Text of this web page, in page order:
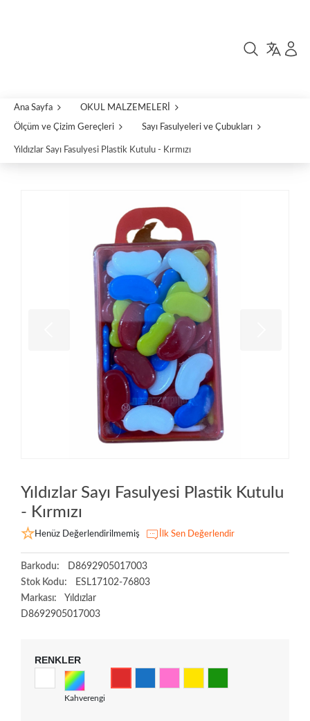
Ana Sayfa OKUL MALZEMELERİ
Ölçüm ve Çizim Gereçleri Sayı Fasulyeleri ve Çubukları
Yıldızlar Sayı Fasulyesi Plastik Kutulu - Kırmızı
Yıldızlar Sayı Fasulyesi Plastik Kutulu
- Kırmızı
Henüz Değerlendirilmemiş İlk Sen Değerlendir
Barkodu:
D8692905017003
Stok Kodu:
ESL17102-76803
Markası:
Yıldızlar
D8692905017003
RENKLER
Kahverengi